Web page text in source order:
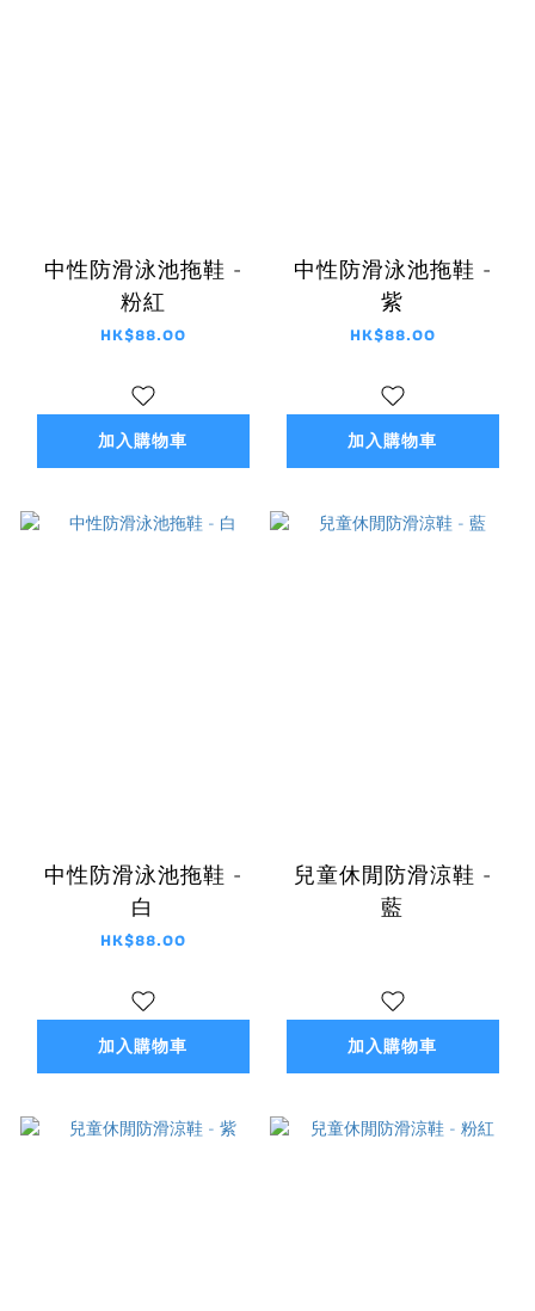
中性防滑泳池拖鞋 -
粉紅
HK$88.00
加入購物車
中性防滑泳池拖鞋 -
紫
HK$88.00
加入購物車
中性防滑泳池拖鞋 -
白
HK$88.00
加入購物車
兒童休閒防滑涼鞋 -
藍
加入購物車